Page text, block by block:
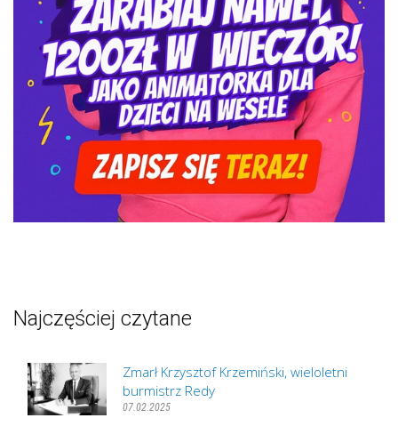
Najczęściej czytane
Zmarł Krzysztof Krzemiński, wieloletni
burmistrz Redy
07.02.2025